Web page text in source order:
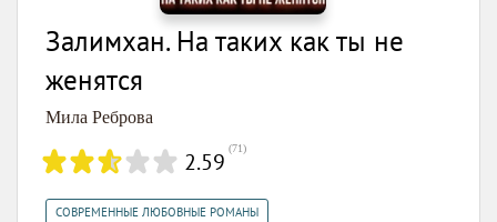
Залимхан. На таких как ты не
женятся
Мила Реброва
2.59 (71)
СОВРЕМЕННЫЕ ЛЮБОВНЫЕ РОМАНЫ